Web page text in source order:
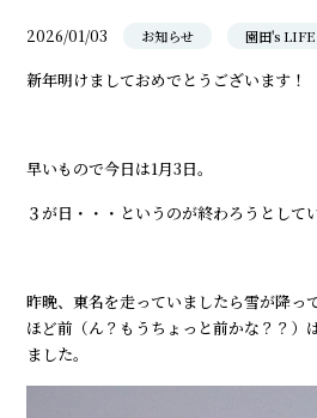
2026/01/03 お知らせ 園田's LIFE
新年明けましておめでとうございます！
早いもので今日は1月3日。
３が日・・・というのが終わろうとしてい
昨晩、東名を走っていましたら雪が降っ
ほど前（ん？もうちょっと前かな？？）
ました。